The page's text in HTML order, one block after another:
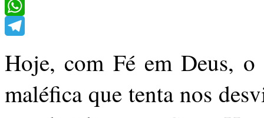
X
WhatsApp
Hoje, com Fé em Deus,
maléfica que tenta nos